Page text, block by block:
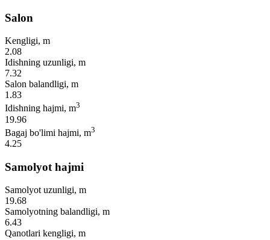
Salon
Kengligi, m
2.08
Idishning uzunligi, m
7.32
Salon balandligi, m
1.83
Idishning hajmi, m3
19.96
Bagaj bo'limi hajmi, m3
4.25
Samolyot hajmi
Samolyot uzunligi, m
19.68
Samolyotning balandligi, m
6.43
Qanotlari kengligi, m